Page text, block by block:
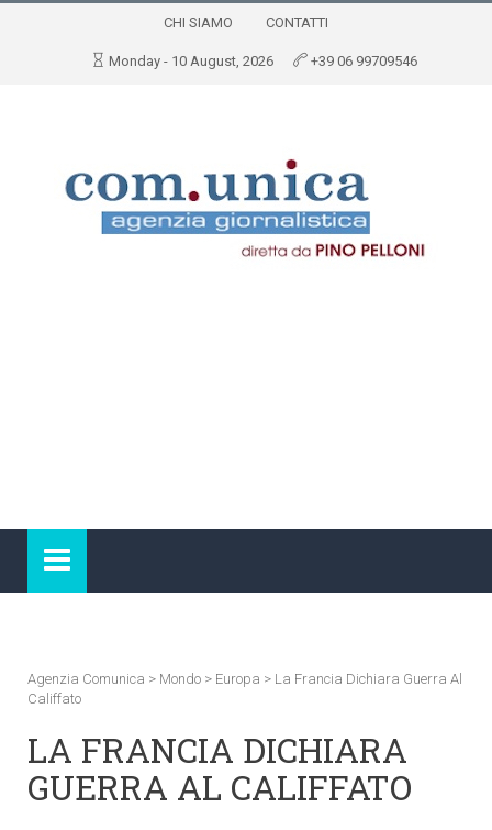
CHI SIAMO CONTATTI
Monday - 10 August, 2026 +39 06 99709546
Agenzia Comunica > Mondo > Europa > La Francia Dichiara Guerra Al
Califfato
LA FRANCIA DICHIARA
GUERRA AL CALIFFATO